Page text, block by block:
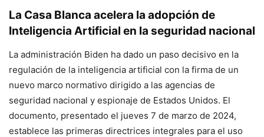
La Casa Blanca acelera la adopción de
Inteligencia Artificial en la seguridad nacional
La administración Biden ha dado un paso decisivo en la
regulación de la inteligencia artificial con la firma de un
nuevo marco normativo dirigido a las agencias de
seguridad nacional y espionaje de Estados Unidos. El
documento, presentado el jueves 7 de marzo de 2024,
establece las primeras directrices integrales para el uso